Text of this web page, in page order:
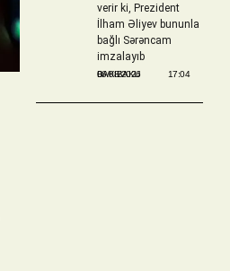
verir ki, Prezident
İlham Əliyev bununla
bağlı Sərəncam
imzalayıb
BAKIBAKU
06/08/2026 17:04